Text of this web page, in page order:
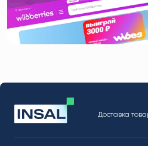
Доставка